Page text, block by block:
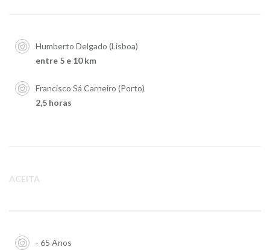
Humberto Delgado (Lisboa)
entre 5 e 10 km
Francisco Sá Carneiro (Porto)
2,5 horas
ACEITA
- 65 Anos